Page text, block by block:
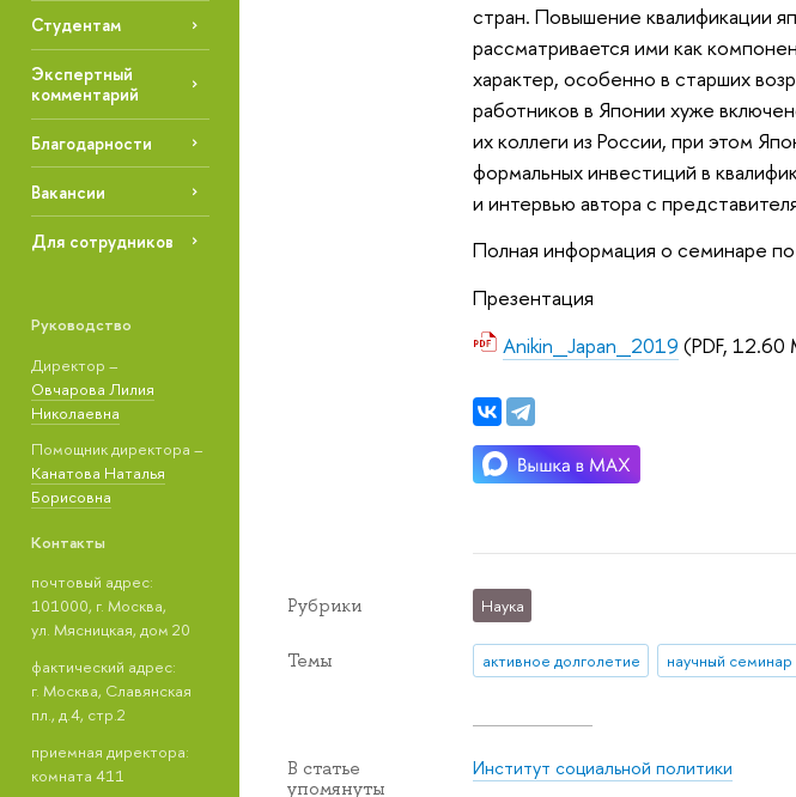
Студентам
Экспертный
комментарий
Благодарности
Вакансии
Для сотрудников
Руководство
Директор –
Овчарова Лилия
Николаевна
Помощник директора –
Канатова Наталья
Борисовна
Контакты
почтовый адрес:
101000, г. Москва,
ул. Мясницкая, дом 20
фактический адрес:
г. Москва, Славянская
пл., д.4, стр.2
приемная директора:
комната 411
стран. Повышение квалификации
рассматривается ими как
характер, особенно в старших
работников в Японии хуже
их коллеги из России, при этом
формальных инвестиций в
и интервью автора с
Полная информация о семинаре
Презентация
Anikin_Japan_2019 (PDF,
Рубрики Наука
Темы активное долголетие научный семинар
В статье
упомянуты
Институт социальной политики